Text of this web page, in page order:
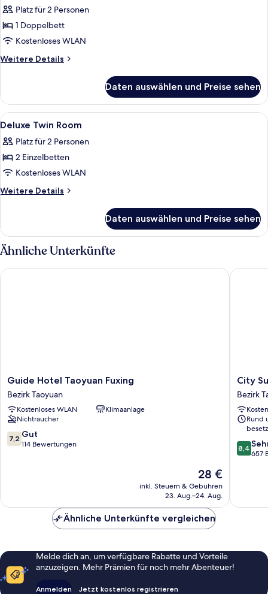
für
Deluxe
Double
Room
Platz für 2 Personen
1 Doppelbett
Kostenloses WLAN
Weitere Details
Weitere
Double
Room
Daten auswählen und Preise sehen
Alle
Fotos
für
Deluxe
Twin
Room
Daunenbettdecken,
10
Deluxe Twin Room
Platz für 2 Personen
2 Einzelbetten
Kostenloses WLAN
Weitere Details
Weitere
Twin
Room
Daten auswählen und Preise sehen
Ähnliche Unterkünfte
Guide
Hotel
Taoyuan
Fuxing
Bezirk
Taoyuan
Guide Hotel Taoyuan Fuxing
Bezirk Taoyuan
Kostenloses WLAN
Klimaanlage
Nichtraucher
7.2
von
7,2 Gut
114 Bewertungen
Der
Preis
beträgt
28 €
inkl. Steuern & Gebühren
23. Aug.–24. Aug.
Guide Hotel Taoyuan Fuxing
City
Suites
Taoyuan
Station
Bezirk
Taoyuan
City
Bezirk
Rund
8.4
von
8,4
657
City
Ähnliche Unterkünfte vergleichen
Melde dich an, um verfügbare Rabatte und Vorteile
anzuzeigen. Mehr Prämien für noch mehr Abenteuer!
Anmelden Jetzt kostenlos registrieren